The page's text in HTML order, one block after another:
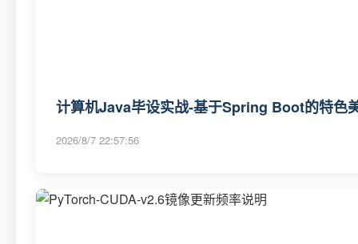
计算机Java毕设实战-基于Spring Boot的特色
2026/8/7 22:57:56